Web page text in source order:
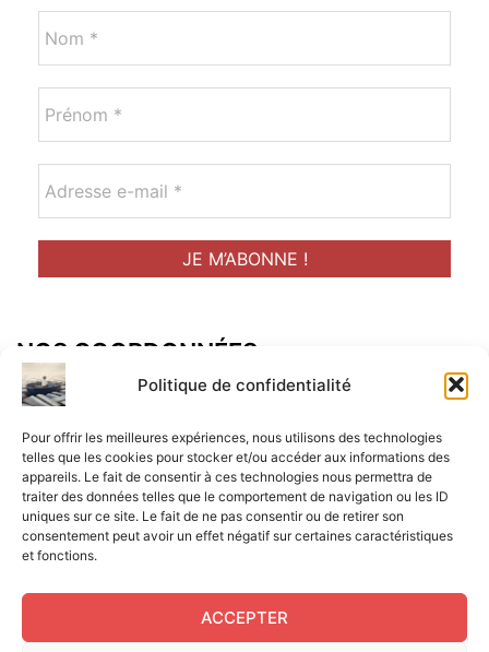
Politique de confidentialité
Pour offrir les meilleures expériences, nous utilisons des technologies
telles que les cookies pour stocker et/ou accéder aux informations des
appareils. Le fait de consentir à ces technologies nous permettra de
traiter des données telles que le comportement de navigation ou les ID
uniques sur ce site. Le fait de ne pas consentir ou de retirer son
consentement peut avoir un effet négatif sur certaines caractéristiques
et fonctions.
ACCEPTER
NOS COORDONNÉES
Adresse postal :
ALCF
34 Rue René Brunen
33950 LEGE CAP-FERRET
Mail :
contact@aperitif-litteraire-cap-ferret.fr